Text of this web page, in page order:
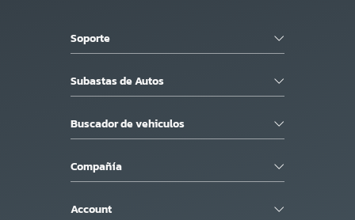
Soporte
Subastas de Autos
Buscador de vehiculos
Compañía
Account